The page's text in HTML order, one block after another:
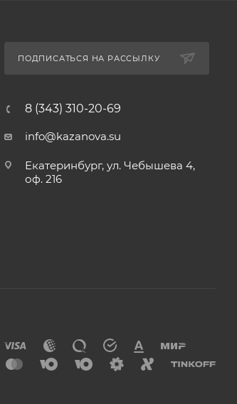
ПОДПИСАТЬСЯ НА РАССЫЛКУ
8 (343) 310-20-69
info@kazanova.su
Екатеринбург, ул. Чебышева 4,
оф. 216